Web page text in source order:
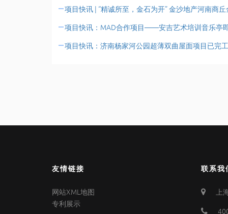
项目快讯 | “精诚所至，金石为开” 金沙地产河南商
项目快讯：MAD合作项目——安吉艺术培训音乐亭
项目快讯：济南杨家河公园超薄双曲屋面项目已完
友情链接
网站XML地图
专利展示
联系我
上